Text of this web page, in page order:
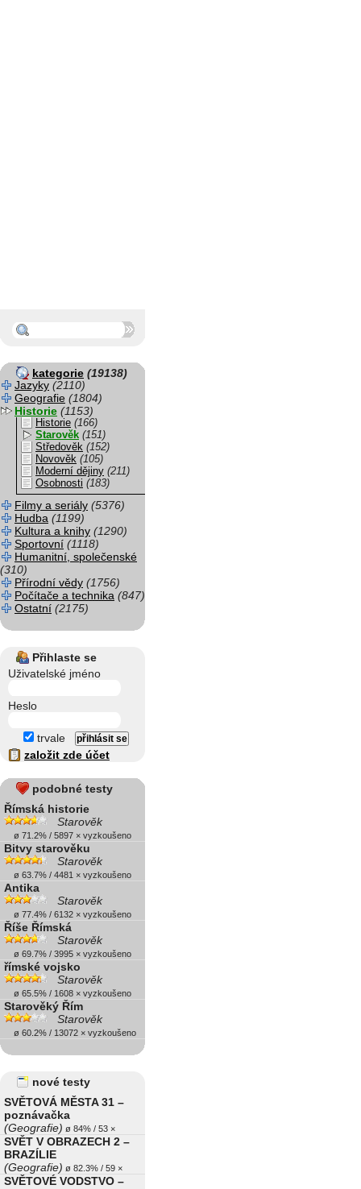
kategorie (19138)
Jazyky (2110)
Geografie (1804)
Historie (1153)
Historie (166)
Starověk (151)
Středověk (152)
Novověk (105)
Moderní dějiny (211)
Osobnosti (183)
Filmy a seriály (5376)
Hudba (1199)
Kultura a knihy (1290)
Sportovní (1118)
Humanitní, společenské
(310)
Přírodní vědy (1756)
Počítače a technika (847)
Ostatní (2175)
Přihlaste se
Uživatelské jméno
Heslo
trvale
založit zde účet
podobné testy
Římská historie
Starověk
ø 71.2% / 5897 × vyzkoušeno
Bitvy starověku
Starověk
ø 63.7% / 4481 × vyzkoušeno
Antika
Starověk
ø 77.4% / 6132 × vyzkoušeno
Říše Římská
Starověk
ø 69.7% / 3995 × vyzkoušeno
římské vojsko
Starověk
ø 65.5% / 1608 × vyzkoušeno
Starověký Řím
Starověk
ø 60.2% / 13072 × vyzkoušeno
nové testy
SVĚTOVÁ MĚSTA 31 –
poznávačka
(Geografie) ø 84% / 53 ×
SVĚT V OBRAZECH 2 –
BRAZÍLIE
(Geografie) ø 82.3% / 59 ×
SVĚTOVÉ VODSTVO –